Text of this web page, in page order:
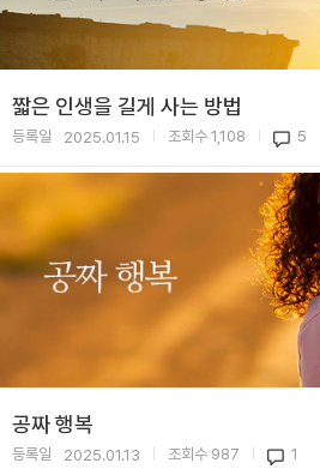
짧은 인생을 길게 사는 방법
등록일 2025.01.15 조회수 1,108 5
공짜 행복
등록일 2025.01.13 조회수 987 1